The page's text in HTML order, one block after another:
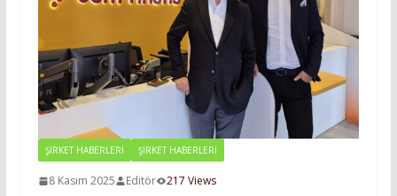
ŞİRKET HABERLERİ ŞIRKET HABERLERI
8 Kasım 2025 Editör 217 Views